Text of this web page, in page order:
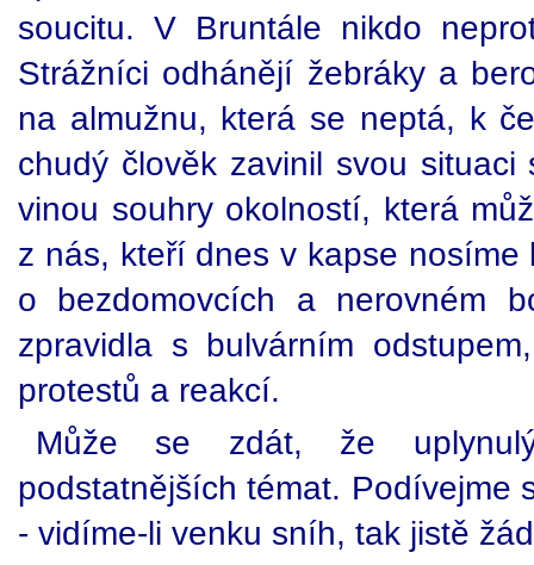
soucitu. V Bruntále nikdo
Strážníci odhánějí žebráky a
na almužnu, která se neptá, k
chudý člověk zavinil svou
vinou souhry okolností, která
z nás, kteří dnes v kapse
o bezdomovcích a nerovném
zpravidla s bulvárním
protestů a reakcí.
Může se zdát, že
podstatnějších témat. Podívejme
- vidíme-li venku sníh, tak jistě